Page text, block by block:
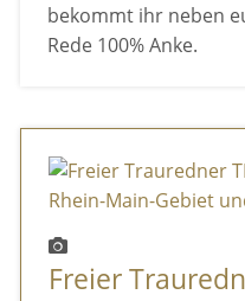
bekommt ihr neben
Rede 100% Anke.
Freier